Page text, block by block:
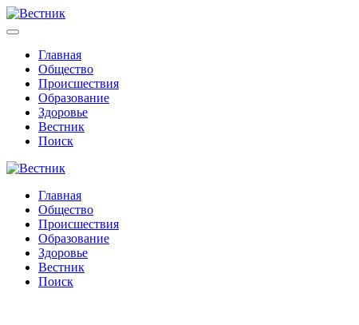
Главная
Общество
Происшествия
Образование
Здоровье
Вестник
Поиск
Главная
Общество
Происшествия
Образование
Здоровье
Вестник
Поиск